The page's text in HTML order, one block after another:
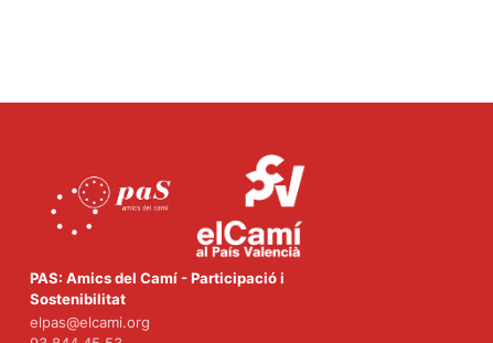
PAS: Amics del Camí - Participació i
Sostenibilitat
elpas@elcami.org